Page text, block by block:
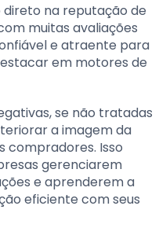
na reputação de
muitas avaliações
e atraente para
em motores de
se não tratadas
a imagem da
compradores. Isso
gerenciarem
e aprenderem a
eficiente com seus